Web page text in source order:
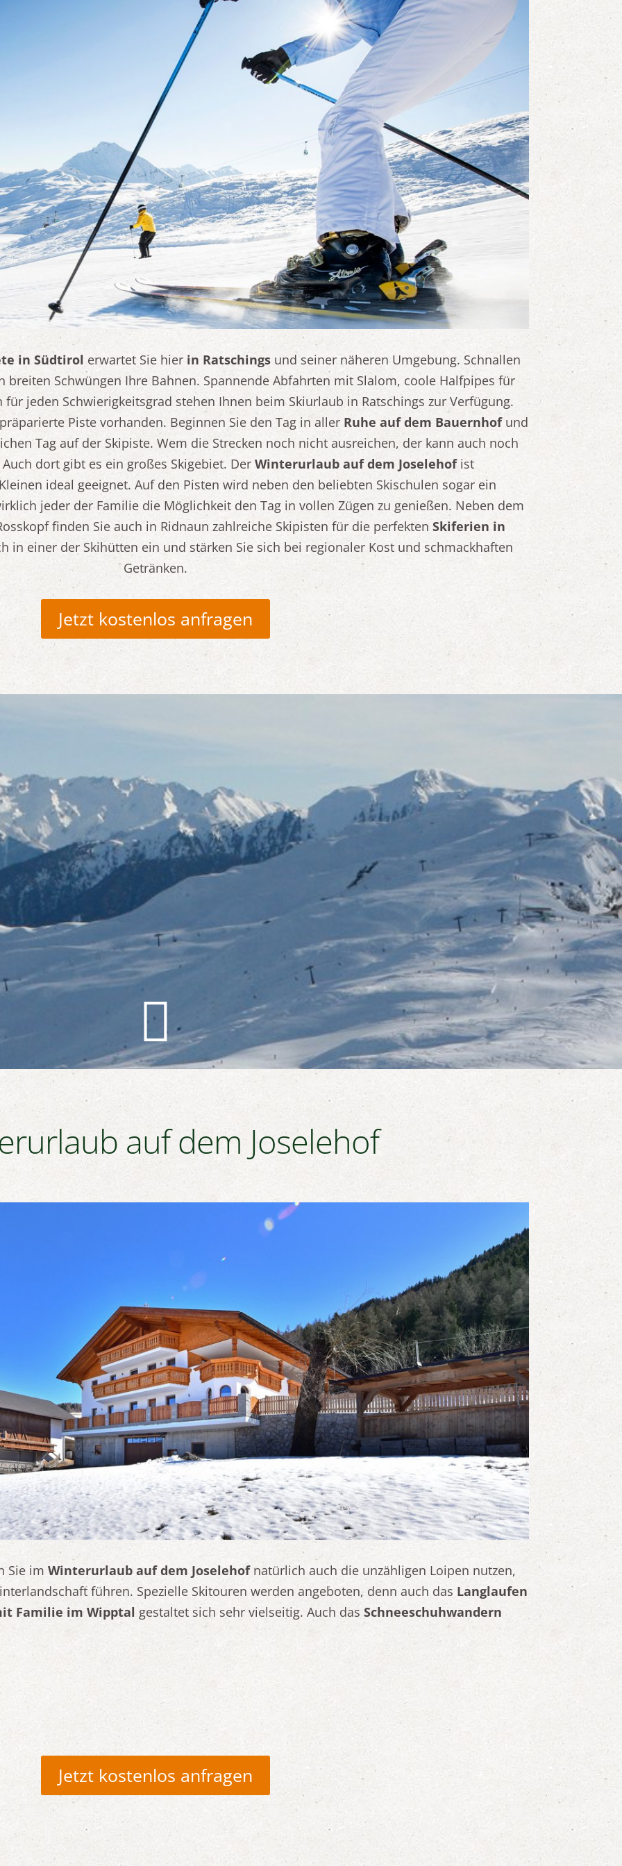
in Südtirol erwartet Sie hier in Ratschings und seiner näheren Umgebung. Schnallen
breiten Schwüngen Ihre Bahnen. Spannende Abfahrten mit Slalom, coole Halfpipes für
jeden Schwierigkeitsgrad stehen Ihnen beim Skiurlaub in Ratschings zur Verfügung.
Piste vorhanden. Beginnen Sie den Tag in aller Ruhe auf dem Bauernhofund
Tag auf der Skipiste. Wem die Strecken noch nicht ausreichen, der kann auch noch
dort gibt es ein großes Skigebiet. Der Winterurlaub auf dem Joselehofist
ideal geeignet. Auf den Pisten wird neben den beliebten Skischulen sogar ein
jeder der Familie die Möglichkeit den Tag in vollen Zügen zu genießen. Neben dem
finden Sie auch in Ridnaun zahlreiche Skipisten für die perfekten Skiferien in
in einer der Skihütten ein und stärken Sie sich bei regionaler Kost und schmackhaften
Getränken.
Jetzt kostenlos anfragen

auf dem Joselehof
Sie imWinterurlaub auf dem Joselehofnatürlich auch die unzähligen Loipen nutzen,
führen. Spezielle Skitouren werden angeboten, denn auch das Langlaufen
Familie im Wipptal gestaltet sich sehr vielseitig. Auch dasSchneeschuhwandern
Jetzt kostenlos anfragen